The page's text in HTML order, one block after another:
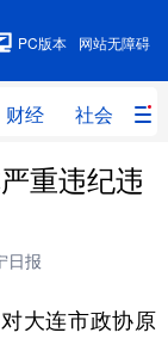
网站无障碍
PC版本
财经 社会 科
人事
无人机
重违纪违
日报
大连市政协原